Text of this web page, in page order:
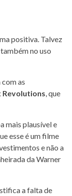
positiva. Talvez
no uso
as
, que
mais plausível e
esse é um filme
e não a
da Warner
a falta de